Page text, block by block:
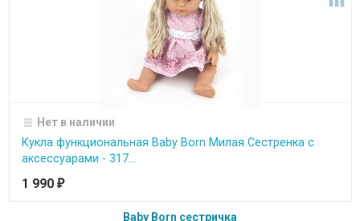
Нет в наличии
Кукла функциональная Baby Born Милая Сестренка с
аксессуарами - 317...
1 990 ₽
Baby Born сестричка